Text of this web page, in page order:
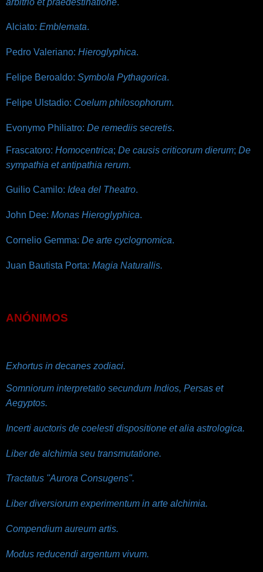
Alciato: Emblemata.
Pedro Valeriano: Hieroglyphica.
Felipe Beroaldo: Symbola Pythagorica.
Felipe Ulstadio: Coelum philosophorum.
Evonymo Philiatro: De remediis secretis.
Frascatoro: Homocentrica; De causis criticorum dierum; De
sympathia et antipathia rerum.
Guilio Camilo: Idea del Theatro.
John Dee: Monas Hieroglyphica.
Cornelio Gemma: De arte cyclognomica.
Juan Bautista Porta: Magia Naturallis.
ANÓNIMOS
Exhortus in decanes zodiaci.
Somniorum interpretatio secundum Indios, Persas et
Aegyptos.
Incerti auctoris de coelesti dispositione et alia astrologica.
Liber de alchimia seu transmutatione.
Tractatus "Aurora Consugens".
Liber diversiorum experimentum in arte alchimia.
Compendium aureum artis.
Modus reducendi argentum vivum.